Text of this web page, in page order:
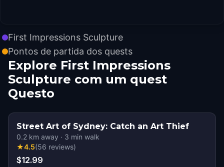
First Impressions Sculpture
Pontos de partida dos quests
Explore First Impressions
Sculpture com um quest
Questo
Street Art of Sydney: Catch an Art Thief
0.2 km away · 3 min walk
★4.5(56 reviews)
$12.99